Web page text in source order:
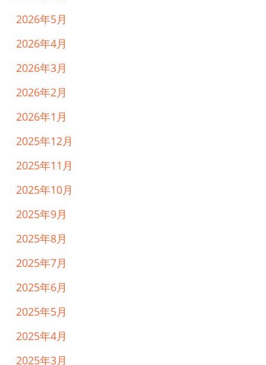
2026年5月
2026年4月
2026年3月
2026年2月
2026年1月
2025年12月
2025年11月
2025年10月
2025年9月
2025年8月
2025年7月
2025年6月
2025年5月
2025年4月
2025年3月